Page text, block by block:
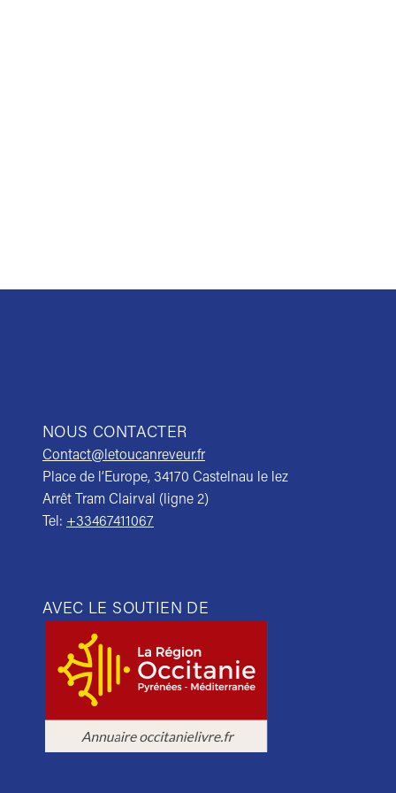
NOUS CONTACTER
Contact@letoucanreveur.fr
Place de l’Europe, 34170 Castelnau le lez
Arrêt Tram Clairval (ligne 2)
Tel: +33467411067
AVEC LE SOUTIEN DE